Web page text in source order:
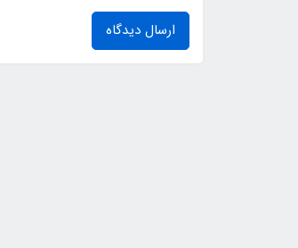
ارسال دیدگاه